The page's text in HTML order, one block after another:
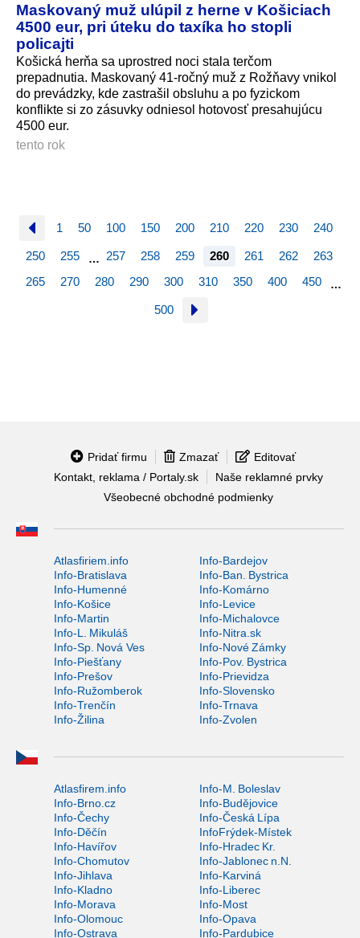
Maskovaný muž ulúpil z herne v Košiciach
4500 eur, pri úteku do taxíka ho stopli
policajti
Košická herňa sa uprostred noci stala terčom
prepadnutia. Maskovaný 41-ročný muž z Rožňavy vnikol
do prevádzky, kde zastrašil obsluhu a po fyzickom
konflikte si zo zásuvky odniesol hotovosť presahujúcu
4500 eur.
tento rok
1 50 100 150 200 210 220 230 240
250 255 … 257 258 259 260 261 262
263
265
270 280 290 300 310 350 400 450 …
500
Pridať firmu Zmazať
Editovať
Kontakt, reklama / Portaly.sk
Naše reklamné prvky
Všeobecné obchodné podmienky
Atlasfiriem.info
Info-Bardejov
Info-Bratislava
Info-Ban. Bystrica
Info-Humenné
Info-Komárno
Info-Košice
Info-Levice
Info-Martin
Info-Michalovce
Info-L. Mikuláš
Info-Nitra.sk
Info-Sp. Nová Ves
Info-Nové Zámky
Info-Piešťany
Info-Pov. Bystrica
Info-Prešov
Info-Prievidza
Info-Ružomberok
Info-Slovensko
Info-Trenčín
Info-Trnava
Info-Žilina
Info-Zvolen
Atlasfirem.info
Info-M. Boleslav
Info-Brno.cz
Info-Budějovice
Info-Čechy
Info-Česká Lípa
Info-Děčín
InfoFrýdek-Místek
Info-Havířov
Info-Hradec Kr.
Info-Chomutov
Info-Jablonec n.N.
Info-Jihlava
Info-Karviná
Info-Kladno
Info-Liberec
Info-Morava
Info-Most
Info-Olomouc
Info-Opava
Info-Ostrava
Info-Pardubice